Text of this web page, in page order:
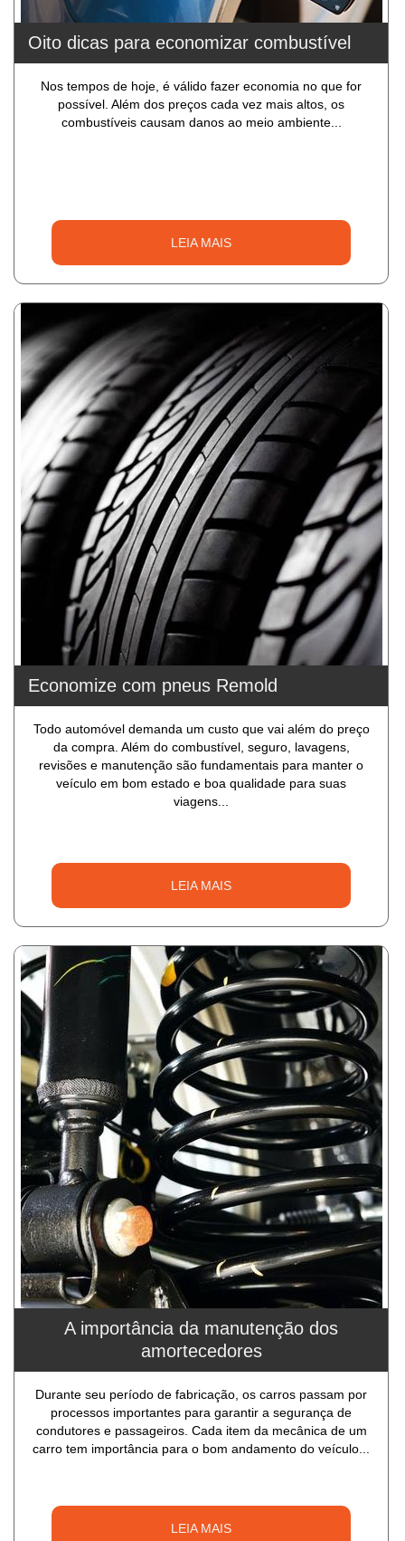
Oito dicas para economizar combustível
Nos tempos de hoje, é válido fazer economia no que for
possível. Além dos preços cada vez mais altos, os
combustíveis causam danos ao meio ambiente...
LEIA MAIS
Economize com pneus Remold
Todo automóvel demanda um custo que vai além do preço
da compra. Além do combustível, seguro, lavagens,
revisões e manutenção são fundamentais para manter o
veículo em bom estado e boa qualidade para suas
viagens...
LEIA MAIS
A importância da manutenção dos
amortecedores
Durante seu período de fabricação, os carros passam por
processos importantes para garantir a segurança de
condutores e passageiros. Cada item da mecânica de um
carro tem importância para o bom andamento do veículo...
LEIA MAIS